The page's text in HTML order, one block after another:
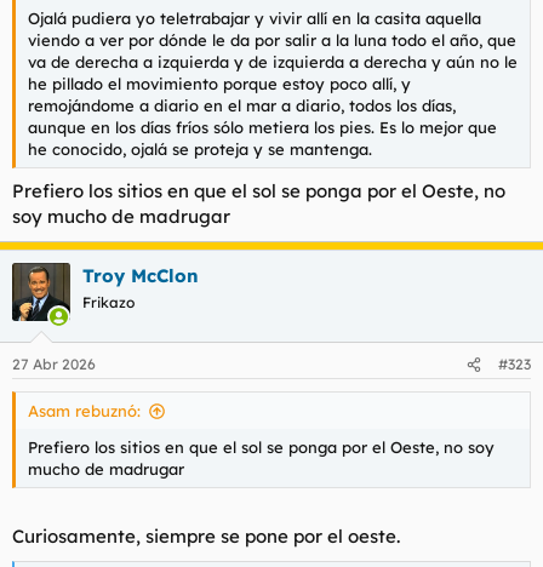
Ojalá pudiera yo teletrabajar y vivir allí en la casita aquella
viendo a ver por dónde le da por salir a la luna todo el año, que
va de derecha a izquierda y de izquierda a derecha y aún no le
he pillado el movimiento porque estoy poco allí, y
remojándome a diario en el mar a diario, todos los días,
aunque en los días fríos sólo metiera los pies. Es lo mejor que
he conocido, ojalá se proteja y se mantenga.
Prefiero los sitios en que el sol se ponga por el Oeste, no
soy mucho de madrugar
Troy McClon
Frikazo
27 Abr 2026 #323
Asam rebuznó:
Prefiero los sitios en que el sol se ponga por el Oeste, no soy
mucho de madrugar
Curiosamente, siempre se pone por el oeste.